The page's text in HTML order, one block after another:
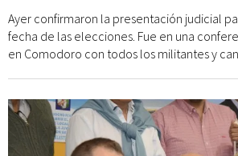
Ayer confirmaron la presentación judicial
fecha de las elecciones. Fue en una
en Comodoro con todos los militantes y